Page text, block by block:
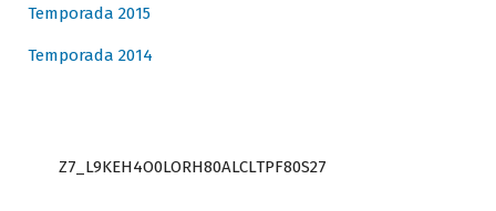
Temporada 2015
Temporada 2014
Z7_L9KEH4O0LORH80ALCLTPF80S27